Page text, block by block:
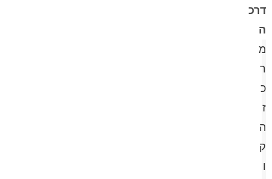
דרכ
ה
מ
ר
כ
ז
ה
ק
ו